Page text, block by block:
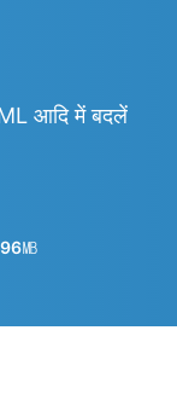
आदि में बदलें
㎆︎